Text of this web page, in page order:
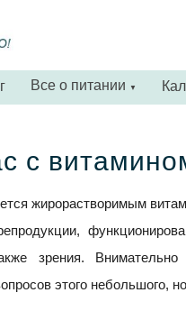
Все о питании ▼
с
жирорастворимым
зрения.
этого небольшого,